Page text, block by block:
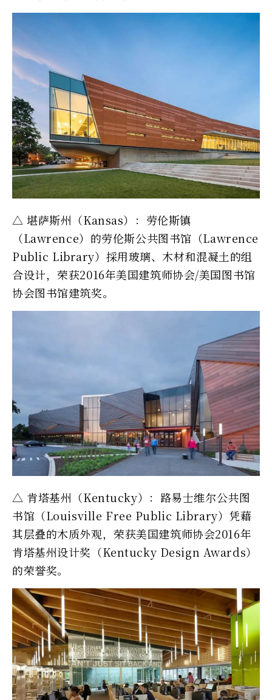
△ 堪萨斯州（Kansas）：劳伦斯镇
（Lawrence）的劳伦斯公共图书馆（Lawrence
Public Library）採用玻璃、木材和混凝土的组
合设计，荣获2016年美国建筑师协会/美国图书馆
协会图书馆建筑奖。
△ 肯塔基州（Kentucky）：路易士维尔公共图
书馆（Louisville Free Public Library）凭藉
其层叠的木质外观，荣获美国建筑师协会2016年
肯塔基州设计奖（Kentucky Design Awards）
的荣誉奖。